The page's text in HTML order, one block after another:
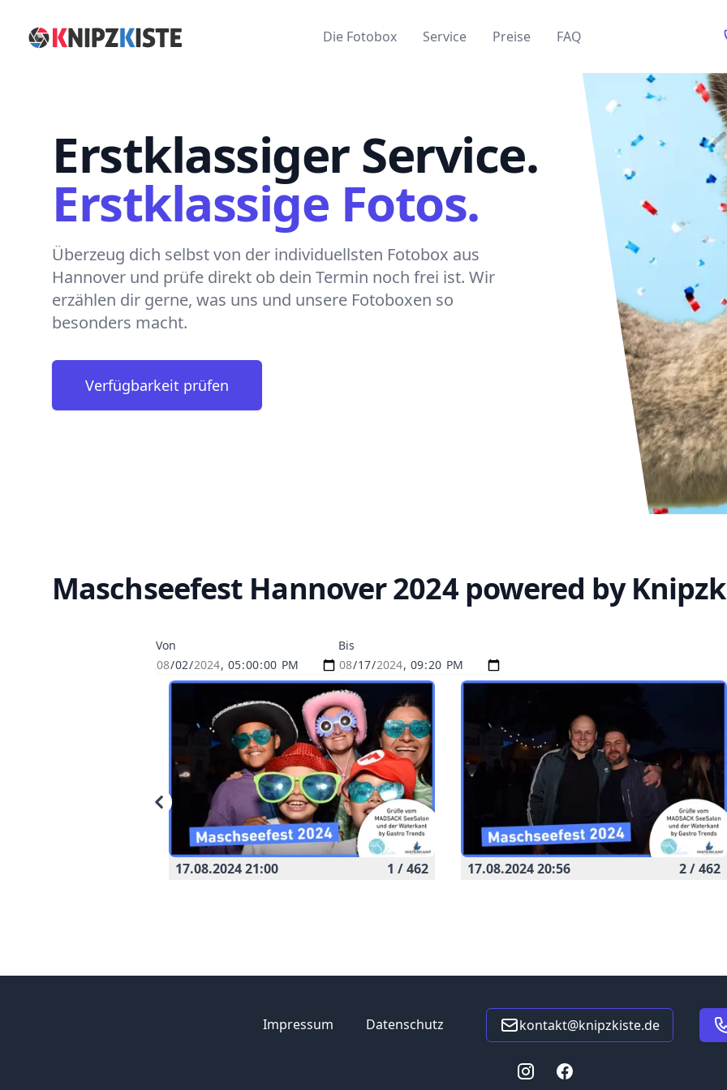
KnipzKiste Fotobox Hannover Die Fotobox Service Preise FAQ
Erstklassiger Service.
Erstklassige Fotos.
Überzeug dich selbst von der individuellsten Fotobox aus
Hannover und prüfe direkt ob dein Termin noch frei ist. Wir
erzählen dir gerne, was uns und unsere Fotoboxen so
besonders macht.
Verfügbarkeit prüfen
Maschseefest Hannover 2024 powered by
Von Bis
17.08.2024 21:00 1 / 462 17.08.2024 20:56 2 / 462
Impressum Datenschutz kontakt@knipzkiste.de
InstagramFacebook